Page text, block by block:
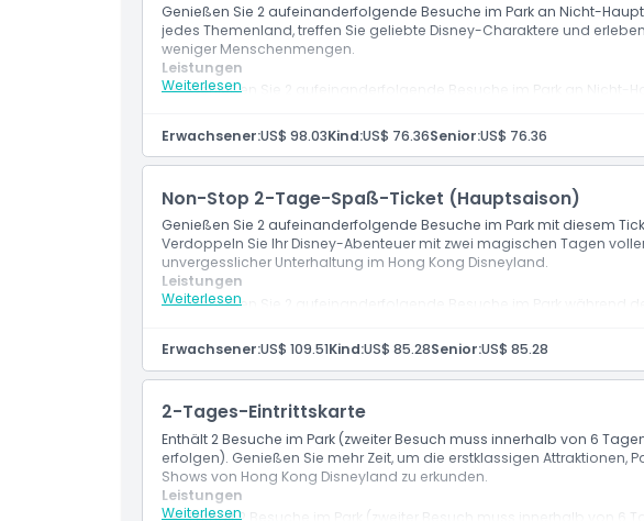
Genießen Sie 2 aufeinanderfolgende Besuche im Park an Nicht-
jedes Themenland, treffen Sie geliebte Disney-Charaktere und
weniger Menschenmengen.
Weiterlesen
Leistungen
Genießen Sie 2 aufeinanderfolgende Besuche im Park an Nicht-
Menschenmengen.
Erwachsener:US$ 98.03Kind:US$ 76.36Senior:US$ 76.36
Non-Stop 2-Tage-Spaß-Ticket (Hauptsaison)
Genießen Sie 2 aufeinanderfolgende Besuche im Park mit diesem
Verdoppeln Sie Ihr Disney-Abenteuer mit zwei magischen Tagen
unvergesslicher Unterhaltung im Hong Kong Disneyland.
Weiterlesen
Leistungen
Genießen Sie 2 aufeinanderfolgende Besuche im Park während
Erwachsener:US$ 109.51Kind:US$ 85.28Senior:US$ 85.28
2-Tages-Eintrittskarte
Enthält 2 Besuche im Park (zweiter Besuch muss innerhalb von 6
erfolgen). Genießen Sie mehr Zeit, um die erstklassigen Attraktionen,
Shows von Hong Kong Disneyland zu erkunden.
Weiterlesen
Leistungen